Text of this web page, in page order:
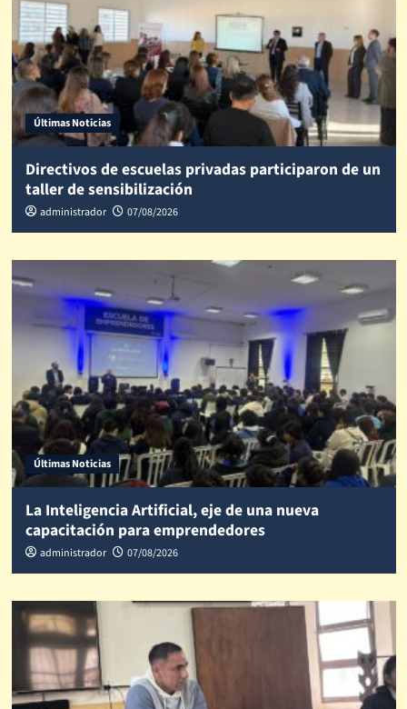
Últimas Noticias
Directivos de escuelas privadas participaron de un
taller de sensibilización
administrador 07/08/2026
Últimas Noticias
La Inteligencia Artificial, eje de una nueva
capacitación para emprendedores
administrador 07/08/2026